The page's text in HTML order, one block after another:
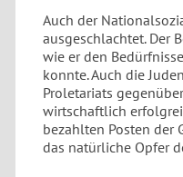
Auch der
ausgeschlachtet. Der
wie er den
konnte. Auch die
Proletariats
wirtschaftlich
bezahlten Posten der
das natürliche Opfer